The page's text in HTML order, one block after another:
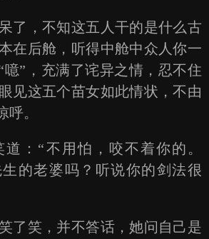
，不知这五人干的是什么古
在后舱，听得中舱中众人你一
噫”，充满了诧异之情，忍不住
见这五个苗女如此情状，不由
呼。
“不用怕，咬不着你的。
的老婆吗？听说你的剑法很
笑，并不答话，她问自己是